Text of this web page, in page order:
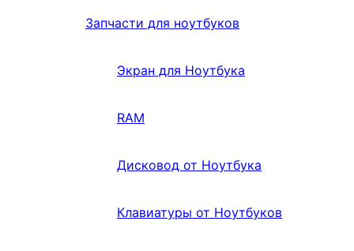
Запчасти для ноутбуков
Экран для Ноутбука
RAM
Дисковод от Ноутбука
Клавиатуры от Ноутбуков